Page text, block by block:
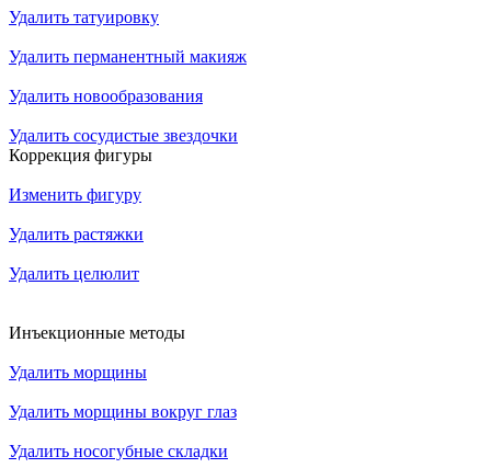
Удалить татуировку
Удалить перманентный макияж
Удалить новообразования
Удалить сосудистые звездочки
Коррекция фигуры
Изменить фигуру
Удалить растяжки
Удалить целюлит
Инъекционные методы
Удалить морщины
Удалить морщины вокруг глаз
Удалить носогубные складки